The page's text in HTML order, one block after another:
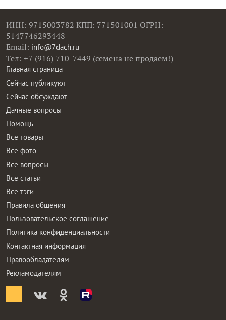
ИНН: 9715003782 КПП: 771501001 ОГРН:
5147746293448
Email: info@7dach.ru
Тел: +7 (916) 710-7449 (семена не продаем!)
Главная страница
Сейчас публикуют
Сейчас обсуждают
Дачные вопросы
Помощь
Все товары
Все фото
Все вопросы
Все статьи
Все тэги
Правила общения
Пользовательское соглашение
Политика конфиденциальности
Контактная информация
Правообладателям
Рекламодателям